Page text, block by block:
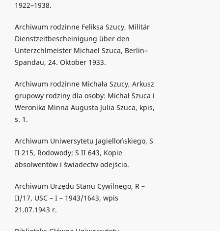
1922–1938.
Archiwum rodzinne Feliksa Szucy, Militär
Dienstzeitbescheinigung über den
Unterzchlmeister Michael Szuca, Berlin–
Spandau, 24. Oktober 1933.
Archiwum rodzinne Michała Szucy, Arkusz
grupowy rodziny dla osoby: Michał Szuca i
Weronika Minna Augusta Julia Szuca, kpis,
s. 1.
Archiwum Uniwersytetu Jagiellońskiego, S
II 215, Rodowody; S II 643, Kopie
absolwentów i świadectw odejścia.
Archiwum Urzędu Stanu Cywilnego, R –
II/17, USC – I – 1943/1643, wpis
21.07.1943 r.